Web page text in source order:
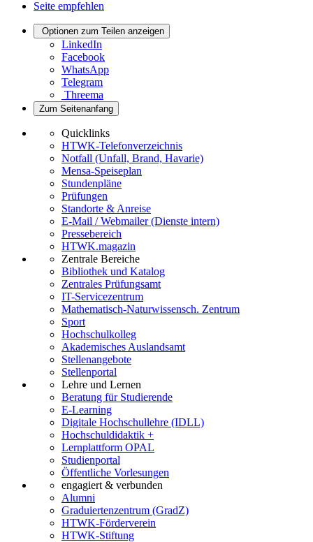
Seite empfehlen
Optionen zum Teilen anzeigen
LinkedIn
Facebook
WhatsApp
Telegram
Threema
Zum Seitenanfang
Quicklinks
HTWK-Telefonverzeichnis
Notfall (Unfall, Brand, Havarie)
Mensa-Speiseplan
Stundenpläne
Prüfungen
Standorte & Anreise
E-Mail / Webmailer (Dienste intern)
Pressebereich
HTWK.magazin
Zentrale Bereiche
Bibliothek und Katalog
Zentrales Prüfungsamt
IT-Servicezentrum
Mathematisch-Naturwissensch. Zentrum
Sport
Hochschulkolleg
Akademisches Auslandsamt
Stellenangebote
Stellenportal
Lehre und Lernen
Beratung für Studierende
E-Learning
Digitale Hochschullehre (IDLL)
Hochschuldidaktik +
Lernplattform OPAL
Studienportal
Öffentliche Vorlesungen
engagiert & verbunden
Alumni
Graduiertenzentrum (GradZ)
HTWK-Förderverein
HTWK-Stiftung